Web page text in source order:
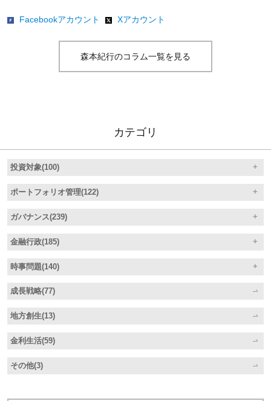
Facebookアカウント Xアカウント
森本紀行のコラム一覧を見る
カテゴリ
投資対象(100)
ポートフォリオ管理(122)
ガバナンス(239)
金融行政(185)
時事問題(140)
成長戦略(77)
地方創生(13)
金利生活(59)
その他(3)